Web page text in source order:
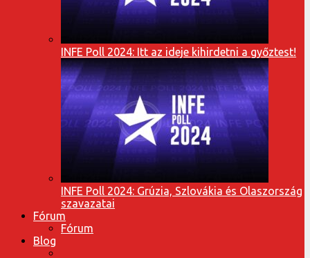
INFE Poll 2024: Itt az ideje kihirdetni a győztest!
INFE Poll 2024: Grúzia, Szlovákia és Olaszország
szavazatai
Fórum
Fórum
Blog